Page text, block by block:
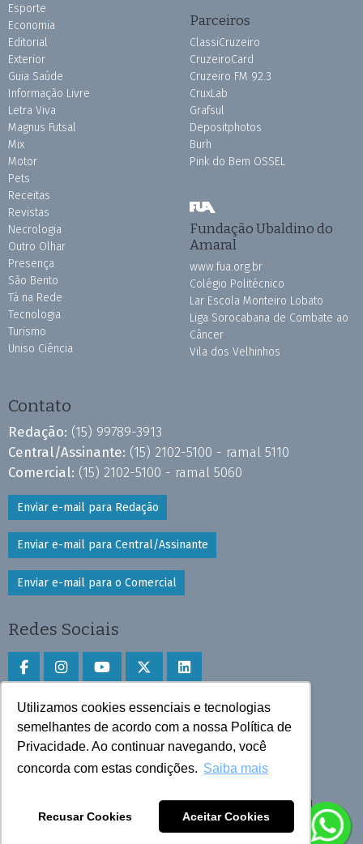
Utilizamos cookies essenciais e tecnologias
semelhantes de acordo com a nossa Política de
Privacidade. Ao continuar navegando, você
concorda com estas condições. Saiba mais
Recusar Cookies Aceitar Cookies
Esporte
Economia
Editorial
Exterior
Guia Saúde
Informação Livre
Letra Viva
Magnus Futsal
Mix
Motor
Pets
Receitas
Revistas
Necrologia
Outro Olhar
Presença
São Bento
Tá na Rede
Tecnologia
Turismo
Uniso Ciência
Parceiros
ClassiCruzeiro
CruzeiroCard
Cruzeiro FM 92.3
CruxLab
Grafsul
Depositphotos
Burh
Pink do Bem OSSEL
Fundação Ubaldino do
Amaral
www.fua.org.br
Colégio Politécnico
Lar Escola Monteiro Lobato
Liga Sorocabana de Combate ao
Câncer
Vila dos Velhinhos
Contato
Redação: (15) 99789-3913
Central/Assinante: (15) 2102-5100 - ramal 5110
Comercial: (15) 2102-5100 - ramal 5060
Enviar e-mail para Redação
Enviar e-mail para Central/Assinante
Enviar e-mail para o Comercial
Redes Sociais
Faça download do aplicativo
Play Store e App Store
Todos os direitos reservados © 2025 Cruzeiro do Sul